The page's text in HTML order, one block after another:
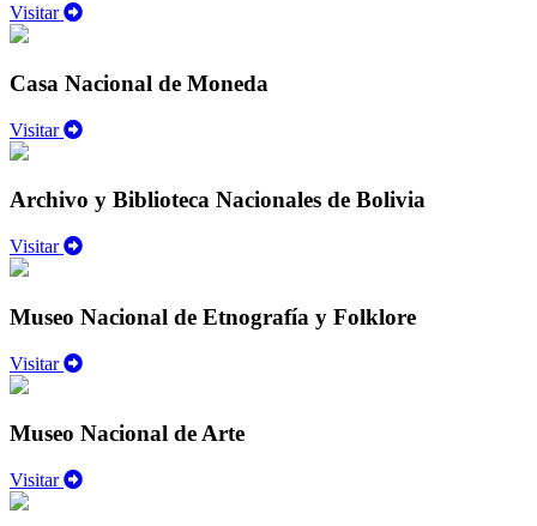
Visitar
Casa Nacional de Moneda
Visitar
Archivo y Biblioteca Nacionales de Bolivia
Visitar
Museo Nacional de Etnografía y Folklore
Visitar
Museo Nacional de Arte
Visitar